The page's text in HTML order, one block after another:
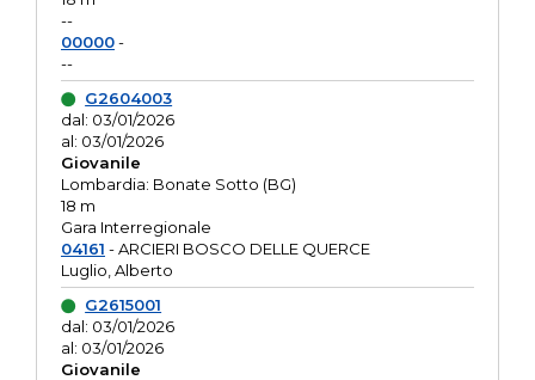
--
00000-
--
G2604003
dal: 03/01/2026
al: 03/01/2026
Giovanile
Lombardia: Bonate Sotto (BG)
18 m
Gara Interregionale
04161 - ARCIERI BOSCO DELLE QUERCE
Luglio, Alberto
G2615001
dal: 03/01/2026
al: 03/01/2026
Giovanile